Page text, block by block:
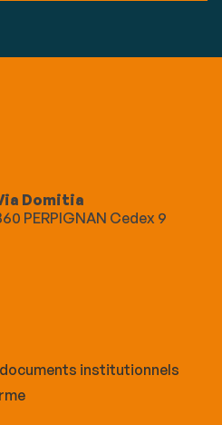
Domitia
PERPIGNAN Cedex 9
institutionnels